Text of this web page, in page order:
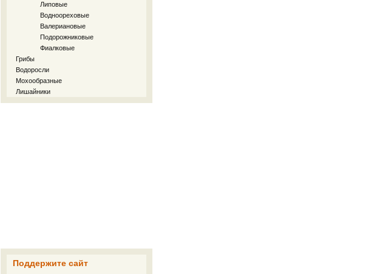
Липовые
Водноореховые
Валериановые
Подорожниковые
Фиалковые
Грибы
Водоросли
Мохообразные
Лишайники
Поддержите сайт